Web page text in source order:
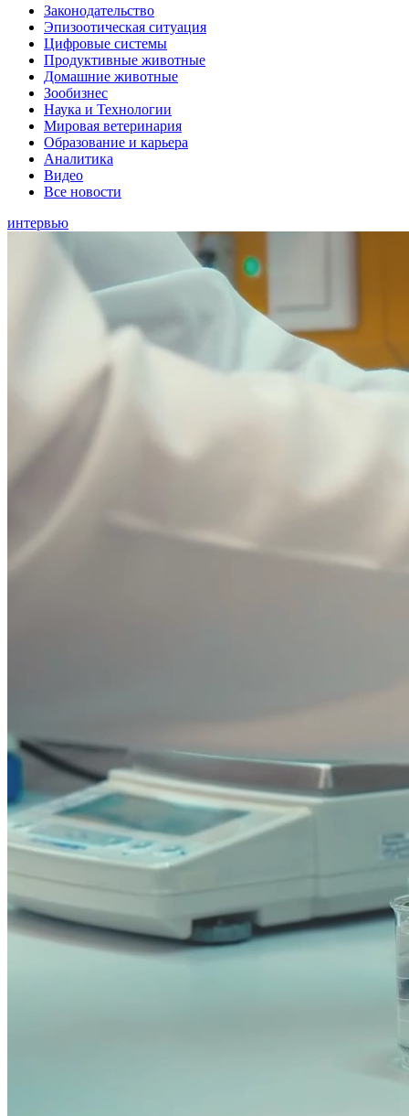
Законодательство
Эпизоотическая ситуация
Цифровые системы
Продуктивные животные
Домашние животные
Зообизнес
Наука и Технологии
Мировая ветеринария
Образование и карьера
Аналитика
Видео
Все новости
интервью